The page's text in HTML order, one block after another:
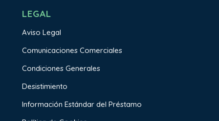
LEGAL
Aviso Legal
Comunicaciones Comerciales
Condiciones Generales
Desistimiento
Información Estándar del Préstamo